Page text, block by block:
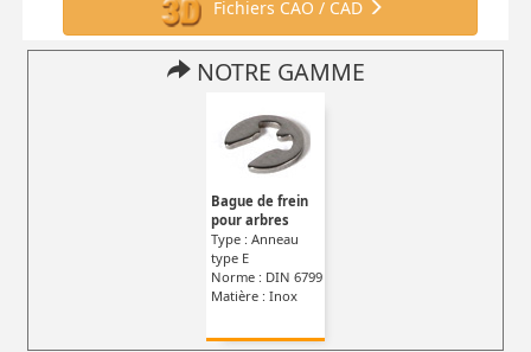
Fichiers CAO / CAD
NOTRE GAMME
Bague de frein
pour arbres
Type : Anneau
type E
Norme : DIN 6799
Matière : Inox